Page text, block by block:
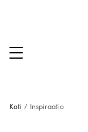
Koti / Inspiraatio